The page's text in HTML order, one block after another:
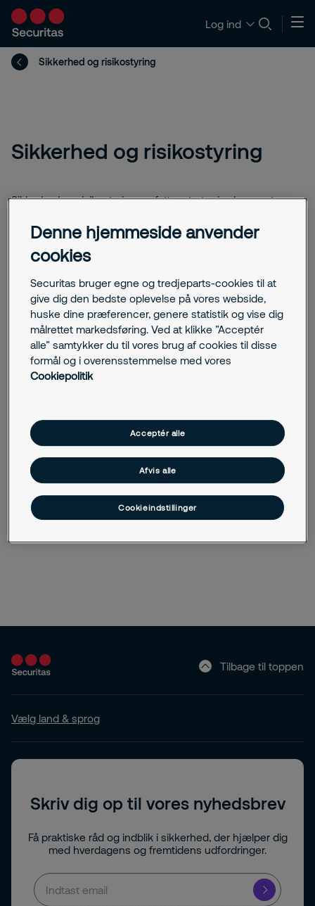
Log ind
Sikkerhed og risikostyring
Sikkerhed og risikostyring
Sikkerhed og risikostyring omfatter strategier, koncepter og
og styre dem effektivt. Securitas' ordliste forklarer
nøglebegreber fra sikkerhedsrådgivning til krisestyring.
Relaterede indlæg
Risikostyring i virksomheder
Beredskabsstyring
Risikovurdering
Rådgivning om sikkerhed
Sikkerhed
Tilbage til toppen
Vælg land & sprog
Skriv dig op til vores nyhedsbrev
Få praktiske råd og indblik i sikkerhed, der hjælper dig
med hverdagens og fremtidens udfordringer.
Denne hjemmeside anvender
cookies
Securitas bruger egne og tredjeparts-cookies til at
give dig den bedste oplevelse på vores webside,
huske dine præferencer, genere statistik og vise dig
målrettet markedsføring. Ved at klikke ”Acceptér
alle” samtykker du til vores brug af cookies til disse
formål og i overensstemmelse med vores
Cookiepolitik
Cookieindstillinger
Afvis alle
Acceptér alle